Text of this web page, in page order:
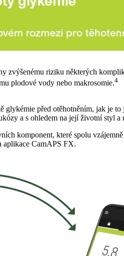
zvýšenému riziku některých
plodové vody nebo makrosomie.4
před otěhotněním, jak je to
a s ohledem na její životní styl a
komponent, které spolu
CamAPS FX.